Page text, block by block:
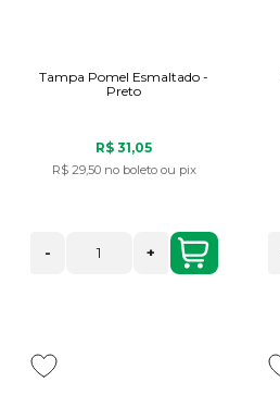
Tampa Pomel Esmaltado -
Preto
R$ 31,05
R$ 29,50 no boleto ou pix
- +